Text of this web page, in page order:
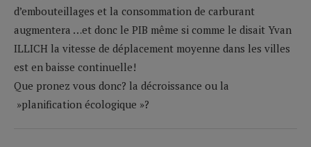
d’embouteillages et la consommation de carburant
augmentera …et donc le PIB même si comme le disait Yvan
ILLICH la vitesse de déplacement moyenne dans les villes
est en baisse continuelle!
Que pronez vous donc? la décroissance ou la
»planification écologique »?